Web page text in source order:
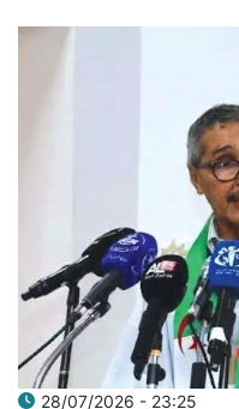
28/07/2026 - 23:25